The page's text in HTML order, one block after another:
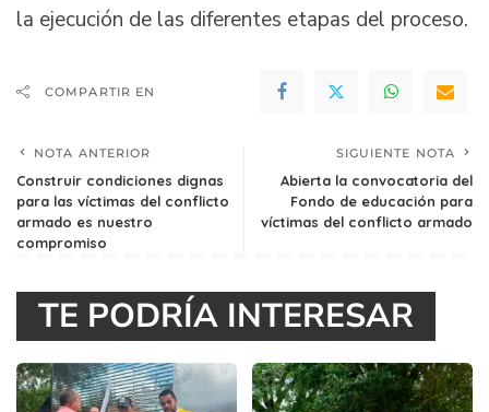
la ejecución de las diferentes etapas del proceso.
COMPARTIR EN
NOTA ANTERIOR
Construir condiciones dignas
para las víctimas del conflicto
armado es nuestro
compromiso
SIGUIENTE NOTA
Abierta la convocatoria del
Fondo de educación para
víctimas del conflicto armado
TE PODRÍA INTERESAR